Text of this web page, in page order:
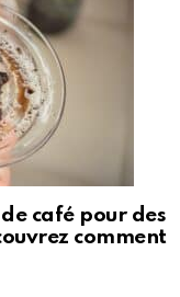
café pour des
comment